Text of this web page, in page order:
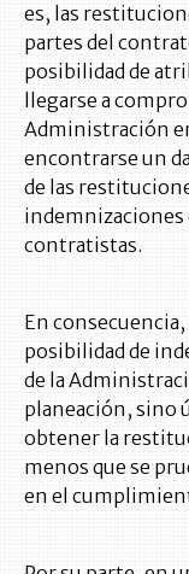
es, las
partes del
posibilidad de
llegarse a
Administración
encontrarse un
de las
indemnizaciones
contratistas.
En
posibilidad de
de la
planeación, sino
obtener la
menos que se
en el